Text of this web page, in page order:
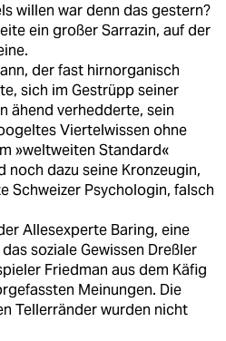
willen war denn das gestern?
ein großer Sarrazin, auf der
der fast hirnorganisch
sich im Gestrüpp seiner
ähend verhedderte, sein
Viertelwissen ohne
»weltweiten Standard«
noch dazu seine Kronzeugin,
Schweizer Psychologin, falsch
Allesexperte Baring, eine
soziale Gewissen Dreßler
Friedman aus dem Käfig
Meinungen. Die
Tellerränder wurden nicht